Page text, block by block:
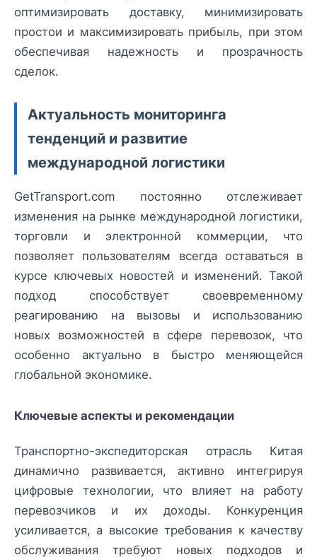
оптимизировать доставку, минимизировать
простои и максимизировать прибыль, при этом
обеспечивая надежность и прозрачность
сделок.
Актуальность мониторинга
тенденций и развитие
международной логистики
GetTransport.com постоянно отслеживает
изменения на рынке международной логистики,
торговли и электронной коммерции, что
позволяет пользователям всегда оставаться в
курсе ключевых новостей и изменений. Такой
подход способствует своевременному
реагированию на вызовы и использованию
новых возможностей в сфере перевозок, что
особенно актуально в быстро меняющейся
глобальной экономике.
Ключевые аспекты и рекомендации
Транспортно-экспедиторская отрасль Китая
динамично развивается, активно интегрируя
цифровые технологии, что влияет на работу
перевозчиков и их доходы. Конкуренция
усиливается, а высокие требования к качеству
обслуживания требуют новых подходов и